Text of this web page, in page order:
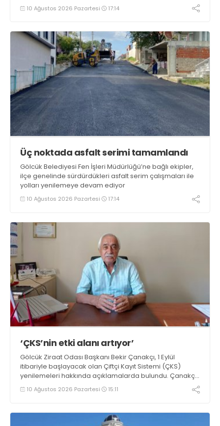
10 Ağustos 2026 Pazartesi 17:14
Üç noktada asfalt serimi tamamlandı
Gölcük Belediyesi Fen İşleri Müdürlüğü’ne bağlı ekipler,
ilçe genelinde sürdürdükleri asfalt serim çalışmaları ile
yolları yenilemeye devam ediyor
10 Ağustos 2026 Pazartesi 17:14
‘ÇKS’nin etki alanı artıyor’
Gölcük Ziraat Odası Başkanı Bekir Çanakçı, 1 Eylül
itibariyle başlayacak olan Çiftçi Kayıt Sistemi (ÇKS)
yenilemeleri hakkında açıklamalarda bulundu. Çanakçı,
“Çiftçi Kayıt Sistemi formatı, yaygınlaşması ve etki alanı
her yıl artarak devam etmektedir” dedi
10 Ağustos 2026 Pazartesi 15:11